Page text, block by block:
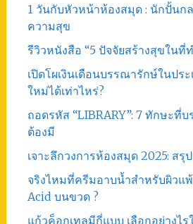
1 วันกับหัวหน้าห้องสมุด : นักปั้นก
ความสุข
รีวิวหนังสือ “5 ปัจจัยสร้างสุขในที่
เปิดโผเงินเดือนบรรณารักษ์ในปร
ใหม่ได้เท่าไหร่?
ถอดรหัส “LIBRARY”: 7 ทักษะที่
ต้องมี
เจาะลึกวงการห้องสมุด 2025: สรุ
จริงไหมที่ครีมอาบน้ำสำหรับผิวแ
Acid บนขวด ?
แก้วค็อกเทลมีกี่แบบ เลือกอย่างไ